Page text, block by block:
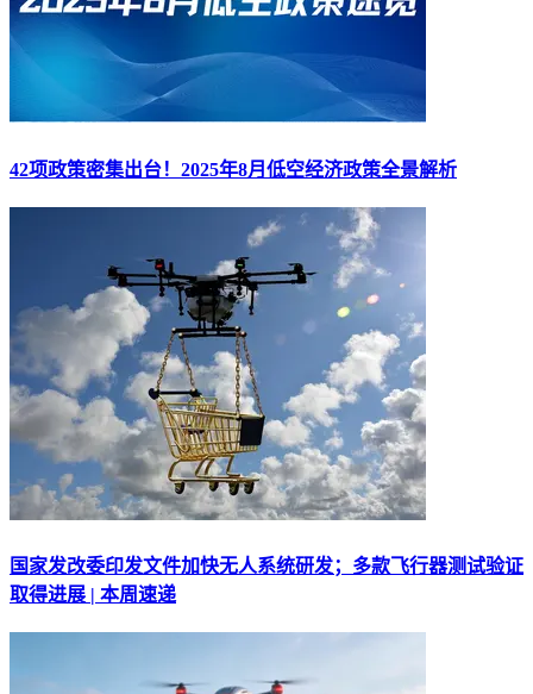
42项政策密集出台！2025年8月低空经济政策全景解析
国家发改委印发文件加快无人系统研发；多款飞行器测试验证
取得进展 | 本周速递